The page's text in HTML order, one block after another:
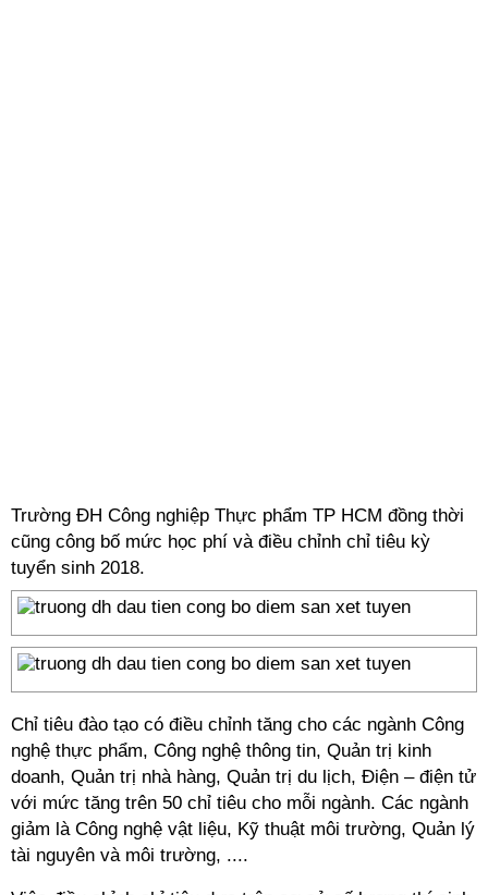
Trường ĐH Công nghiệp Thực phẩm TP HCM đồng thời
cũng công bố mức học phí và điều chỉnh chỉ tiêu kỳ
tuyển sinh 2018.
Chỉ tiêu đào tạo có điều chỉnh tăng cho các ngành Công
nghệ thực phẩm, Công nghệ thông tin, Quản trị kinh
doanh, Quản trị nhà hàng, Quản trị du lịch, Điện – điện tử
với mức tăng trên 50 chỉ tiêu cho mỗi ngành. Các ngành
giảm là Công nghệ vật liệu, Kỹ thuật môi trường, Quản lý
tài nguyên và môi trường, ....